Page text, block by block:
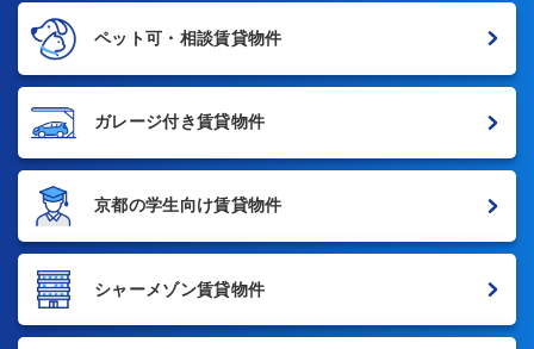
ペット可・相談賃貸物件
ガレージ付き賃貸物件
京都の学生向け賃貸物件
シャーメゾン賃貸物件